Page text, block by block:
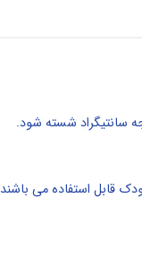
قابل استفاده می باشند